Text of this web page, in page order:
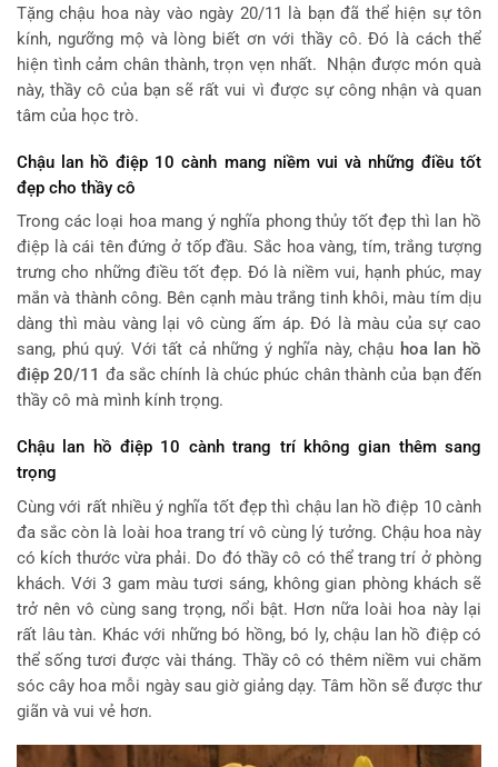
Tặng chậu hoa này vào ngày 20/11 là bạn đã thể hiện sự tôn
kính, ngưỡng mộ và lòng biết ơn với thầy cô. Đó là cách thể
hiện tình cảm chân thành, trọn vẹn nhất. Nhận được món quà
này, thầy cô của bạn sẽ rất vui vì được sự công nhận và quan
tâm của học trò.
Chậu lan hồ điệp 10 cành mang niềm vui và những điều tốt
đẹp cho thầy cô
Trong các loại hoa mang ý nghĩa phong thủy tốt đẹp thì lan hồ
điệp là cái tên đứng ở tốp đầu. Sắc hoa vàng, tím, trắng tượng
trưng cho những điều tốt đẹp. Đó là niềm vui, hạnh phúc, may
mắn và thành công. Bên cạnh màu trắng tinh khôi, màu tím dịu
dàng thì màu vàng lại vô cùng ấm áp. Đó là màu của sự cao
sang, phú quý. Với tất cả những ý nghĩa này, chậu hoa lan hồ
điệp 20/11 đa sắc chính là chúc phúc chân thành của bạn đến
thầy cô mà mình kính trọng.
Chậu lan hồ điệp 10 cành trang trí không gian thêm sang
trọng
Cùng với rất nhiều ý nghĩa tốt đẹp thì chậu lan hồ điệp 10 cành
đa sắc còn là loài hoa trang trí vô cùng lý tưởng. Chậu hoa này
có kích thước vừa phải. Do đó thầy cô có thể trang trí ở phòng
khách. Với 3 gam màu tươi sáng, không gian phòng khách sẽ
trở nên vô cùng sang trọng, nổi bật. Hơn nữa loài hoa này lại
rất lâu tàn. Khác với những bó hồng, bó ly, chậu lan hồ điệp có
thể sống tươi được vài tháng. Thầy cô có thêm niềm vui chăm
sóc cây hoa mỗi ngày sau giờ giảng dạy. Tâm hồn sẽ được thư
giãn và vui vẻ hơn.